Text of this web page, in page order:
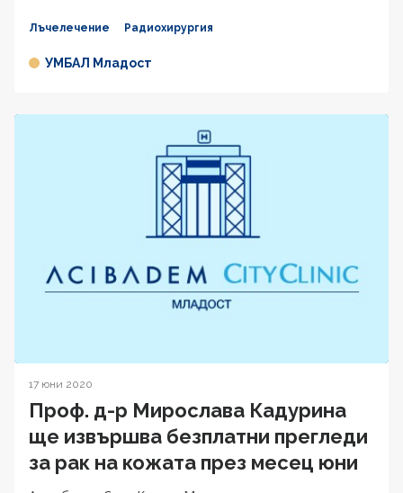
Лъчелечение Радиохирургия
УМБАЛ Младост
17 юни 2020
Проф. д-р Мирослава Кадурина
ще извършва безплатни прегледи
за рак на кожата през месец юни